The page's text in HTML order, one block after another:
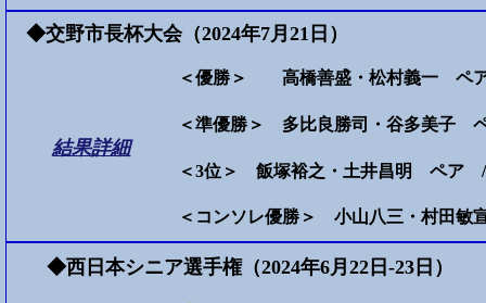
◆交野市長杯大会（2024年7月21日）
結果詳細
＜優勝＞ 高橋善盛・松村義一 ペ
＜準優勝＞ 多比良勝司・谷多美子
＜3位＞ 飯塚裕之・土井昌明 ペア
＜コンソレ優勝＞ 小山八三・村田
◆西日本シニア選手権（2024年6月22日-23日）